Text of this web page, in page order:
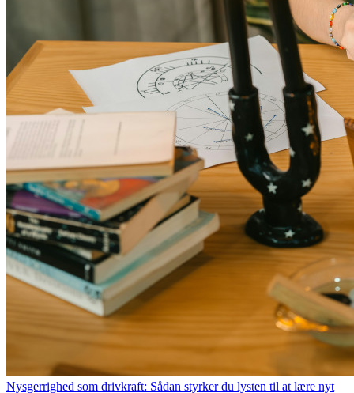
Nysgerrighed som drivkraft: Sådan styrker du lysten til at lære nyt